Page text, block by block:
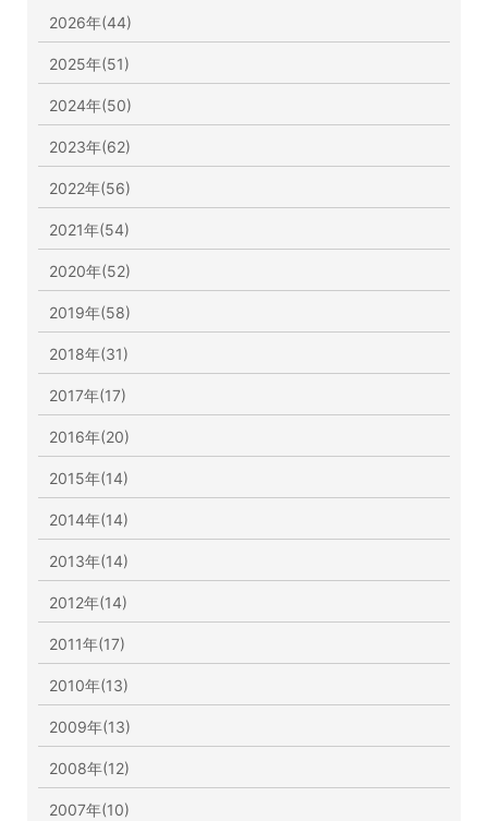
2026年(44)
2025年(51)
2024年(50)
2023年(62)
2022年(56)
2021年(54)
2020年(52)
2019年(58)
2018年(31)
2017年(17)
2016年(20)
2015年(14)
2014年(14)
2013年(14)
2012年(14)
2011年(17)
2010年(13)
2009年(13)
2008年(12)
2007年(10)